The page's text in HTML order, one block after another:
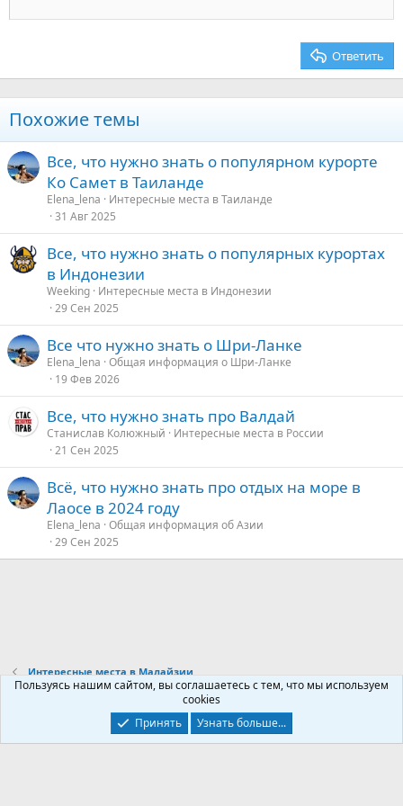
22
Times New Roman
Ответить
Похожие темы
Все, что нужно знать о популярном курорте
Ко Самет в Таиланде
Elena_lena
Интересные места в Таиланде
31 Авг 2025
Все, что нужно знать о популярных курортах
в Индонезии
Weeking Интересные места в Индонезии
29 Сен 2025
Все что нужно знать о Шри-Ланке
Elena_lena Общая информация о Шри-Ланке
19 Фев 2026
Все, что нужно знать про Валдай
Станислав Колюжный
Интересные места в России
21 Сен 2025
Всё, что нужно знать про отдых на море в
Лаосе в 2024 году
Elena_lena Общая информация об Азии
29 Сен 2025
Интересные места в Малайзии
Условия и правила
Политика конфиденциальности
Главная
R
Пользуясь нашим сайтом, вы соглашаетесь с тем, что мы используем
cookies
Принять
Узнать больше...